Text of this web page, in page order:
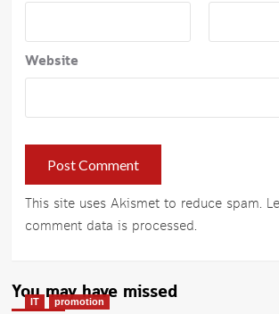
Website
This site uses Akismet to reduce spam.
comment data is processed.
You may have missed
IT promotion